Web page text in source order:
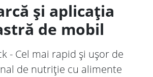
și aplicația
de mobil
- Cel mai rapid și ușor de
de nutriție cu alimente